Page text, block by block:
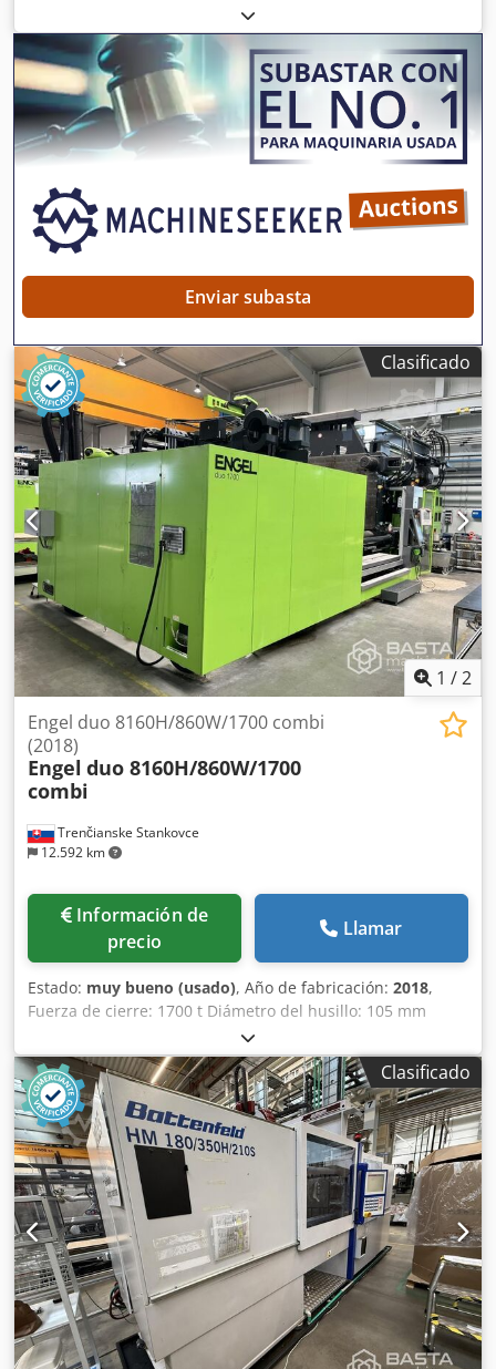
Csdpfoy Eytzox Ahlerf Tipo: Horizontal Accionamiento:
Hidráulico
Enviar subasta
Clasificado
1 /2
Trenčianske Stankovce
12.592 km
Engel duo 8160H/860W/1700 combi
(2018)
Engel duo 8160H/860W/1700
combi
Información de
precio
Llamar
Estado: muy bueno (usado), Año de fabricación: 2018,
Fuerza de cierre: 1700 t Diámetro del husillo: 105 mm
Distancia entre columnas de soporte delanteras: 1415 mm
Distancia entre columnas de soporte traseras: 1850 mm
Volumen de inyección: 4070 cm³ Tipo: Multicomponente
Accionamiento: Hidráulico Codpezatkhofx Ahlsrf
Clasificado